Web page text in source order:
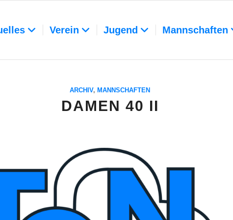
Verein Jugend Mannschaften
ARCHIV, MANNSCHAFTEN
DAMEN 40 II